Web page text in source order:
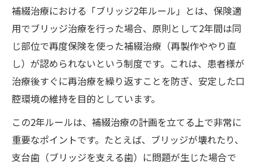
補綴治療における「ブリッジ2年ルール」とは、保険適
用でブリッジ治療を行った場合、原則として2年間は同
じ部位で再度保険を使った補綴治療（再製作ややり直
し）が認められないという制度です。これは、患者様が
治療後すぐに再治療を繰り返すことを防ぎ、安定した口
腔環境の維持を目的としています。
この2年ルールは、補綴治療の計画を立てる上で非常に
重要なポイントです。たとえば、ブリッジが壊れたり、
支台歯（ブリッジを支える歯）に問題が生じた場合で